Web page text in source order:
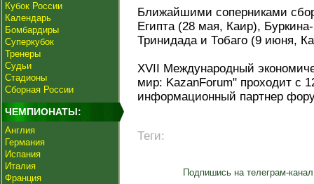
Кубок России
Календарь
Бомбардиры
Суперкубок
Тренеры
Судьи
Стадионы
Сборная России
ЧЕМПИОНАТЫ:
Англия
Германия
Испания
Италия
Франция
Ближайшими соперниками
Египта (28 мая, Каир),
Тринидада и Тобаго (9 июня,
XVII Международный
мир: KazanForum" проходит с
информационный партнер
Теги:
Подпишись на телеграм-